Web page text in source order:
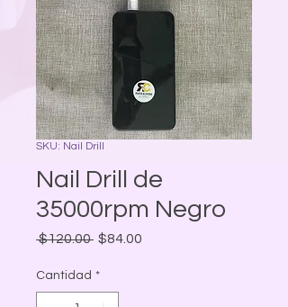
SKU: Nail Drill
Nail Drill de
35000rpm Negro
$120.00 Precio
$84.00
Cantidad *